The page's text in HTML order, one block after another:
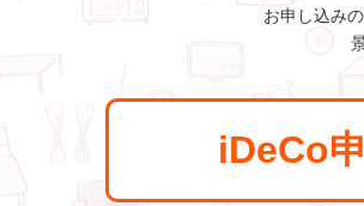
お申し込み
iDeCo